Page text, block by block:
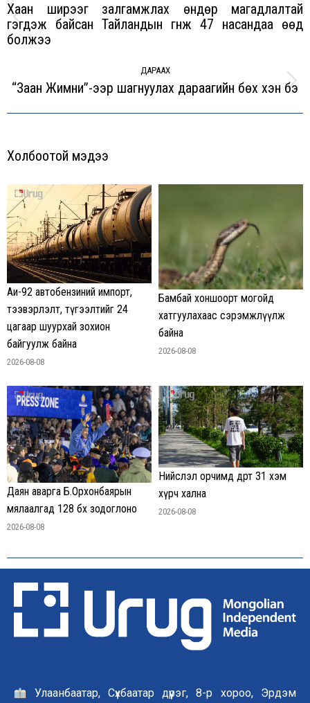
Previous
Хаан ширээг залгамжлах өндөр магадлалтай
гэгдэж байсан Тайландын гүнж 47 насандаа өөд
болжээ
ДАРААХ
Next
“Заан Жимни”-ээр шагнуулах дараагийн бөх хэн бэ
Холбоотой мэдээ
Аи-92 автобензиний импорт,
тээвэрлэлт, түгээлтийг 24
цагаар шуурхай зохион
байгуулж байна
2026-08-08
Бамбай хоншоорт могойд
хатгуулахаас сэрэмжлүүлж
байна
2026-08-08
Даян аварга Б.Орхонбаярын
мялаалгад 128 бөх зодоглоно
2026-08-08
Нийслэл орчимд өдөртөө 31 хэм
хүрч хална
2026-08-08
Улаанбаатар, Сүхбаатар дүүрэг, 8-р хороо, Эрдэм